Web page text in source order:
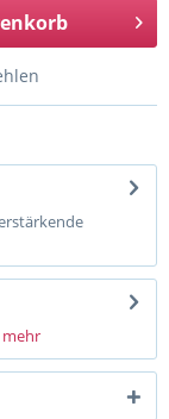
mehr